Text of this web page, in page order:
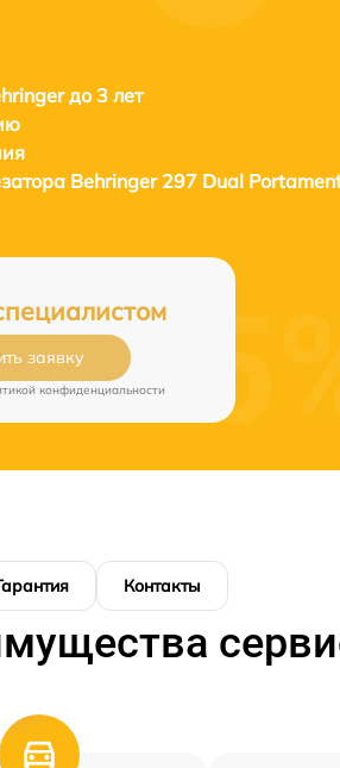
до 3 лет
Behringer 297 Dual
заявку
конфиденциальности
Контакты